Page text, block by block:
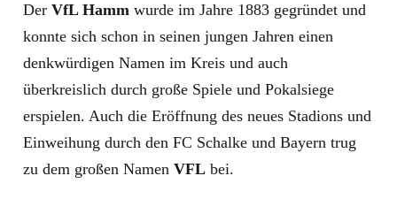
Der VfL Hamm wurde im Jahre 1883 gegründet und
konnte sich schon in seinen jungen Jahren einen
denkwürdigen Namen im Kreis und auch
überkreislich durch große Spiele und Pokalsiege
erspielen. Auch die Eröffnung des neues Stadions und
Einweihung durch den FC Schalke und Bayern trug
zu dem großen Namen VFL bei.